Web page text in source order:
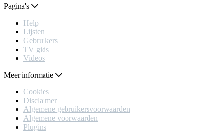
Pagina's
Help
Lijsten
Gebruikers
TV gids
Videos
Meer informatie
Cookies
Disclaimer
Algemene gebruikersvoorwaarden
Algemene voorwaarden
Plugins